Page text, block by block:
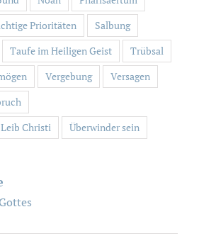
Prioritäten
Salbung
Taufe im Heiligen Geist
Trübsal
Vergebung
Versagen
Christi
Überwinder sein